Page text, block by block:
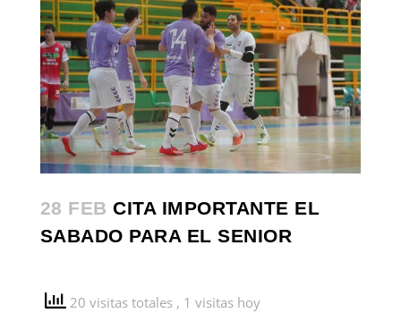
28 FEB CITA IMPORTANTE EL
SABADO PARA EL SENIOR
20 visitas totales , 1 visitas hoy